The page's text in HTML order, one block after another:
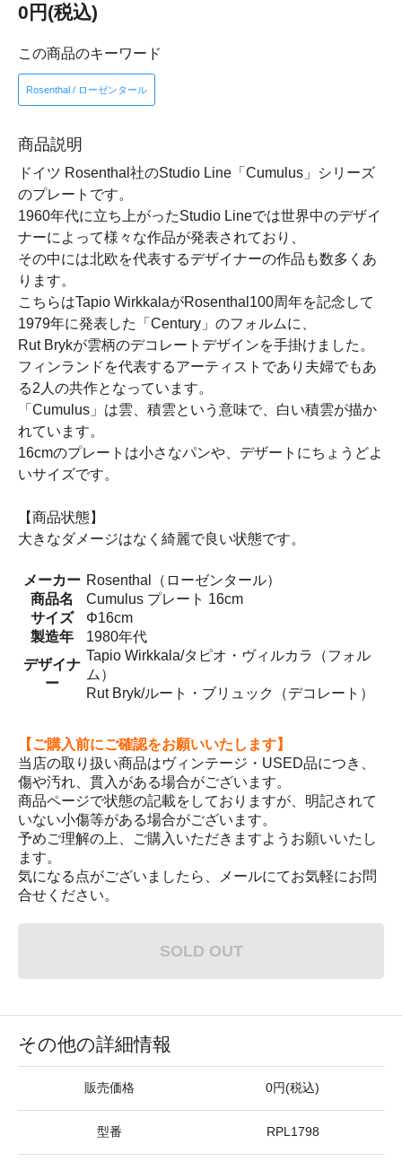
0円(税込)
この商品のキーワード
Rosenthal / ローゼンタール
商品説明
ドイツ Rosenthal社のStudio Line「Cumulus」シリーズ
のプレートです。
1960年代に立ち上がったStudio Lineでは世界中のデザイ
ナーによって様々な作品が発表されており、
その中には北欧を代表するデザイナーの作品も数多くあ
ります。
こちらはTapio WirkkalaがRosenthal100周年を記念して
1979年に発表した「Century」のフォルムに、
Rut Brykが雲柄のデコレートデザインを手掛けました。
フィンランドを代表するアーティストであり夫婦でもあ
る2人の共作となっています。
「Cumulus」は雲、積雲という意味で、白い積雲が描か
れています。
16cmのプレートは小さなパンや、デザートにちょうどよ
いサイズです。
【商品状態】
大きなダメージはなく綺麗で良い状態です。
メーカー Rosenthal（ローゼンタール）
商品名
Cumulus プレート 16cm
サイズ
Φ16cm
製造年
1980年代
デザイナ
ー
Tapio Wirkkala/タピオ・ヴィルカラ（フォル
ム）
Rut Bryk/ルート・ブリュック（デコレート）
【ご購入前にご確認をお願いいたします】
当店の取り扱い商品はヴィンテージ・USED品につき、
傷や汚れ、貫入がある場合がございます。
商品ページで状態の記載をしておりますが、明記されて
いない小傷等がある場合がございます。
予めご理解の上、ご購入いただきますようお願いいたし
ます。
気になる点がございましたら、メールにてお気軽にお問
合せください。
SOLD OUT
その他の詳細情報
販売価格 0円(税込)
型番 RPL1798